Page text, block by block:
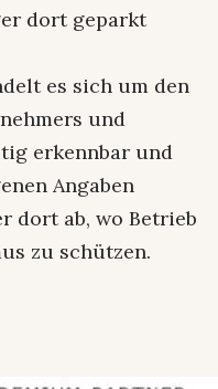
dort geparkt
es sich um den
und
erkennbar und
Angaben
dort ab, wo Betrieb
zu schützen.